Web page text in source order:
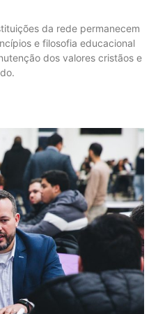
da rede permanecem
e filosofia educacional
dos valores cristãos e